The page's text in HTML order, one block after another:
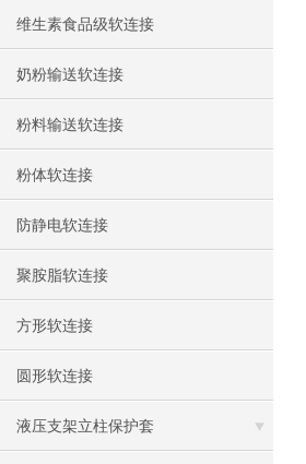
维生素食品级软连接
奶粉输送软连接
粉料输送软连接
粉体软连接
防静电软连接
聚胺脂软连接
方形软连接
圆形软连接
液压支架立柱保护套